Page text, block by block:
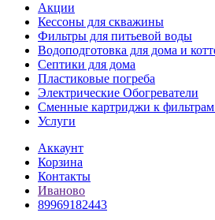
Акции
Кессоны для скважины
Фильтры для питьевой воды
Водоподготовка для дома и
Септики для дома
Пластиковые погреба
Электрические Обогреватели
Сменные картриджи к
Услуги
Аккаунт
Корзина
Контакты
Иваново
89969182443